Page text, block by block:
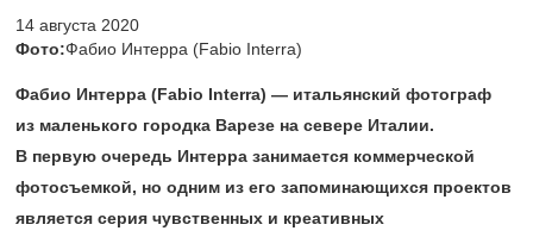
14 августа 2020
Фото:Фабио Интерра (Fabio Interra)
Фабио Интерра (Fabio Interra) — итальянский фотограф
из маленького городка Варезе на севере Италии.
В первую очередь Интерра занимается коммерческой
фотосъемкой, но одним из его запоминающихся проектов
является серия чувственных и креативных